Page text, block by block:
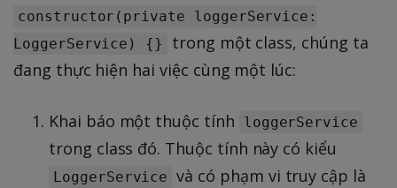
constructor(private loggerService:
LoggerService) {}
trong một class, chúng ta
đang thực hiện hai việc cùng một lúc:
Khai báo một thuộc tính loggerService
trong class đó. Thuộc tính này có kiểu
LoggerService và có phạm vi truy cập là